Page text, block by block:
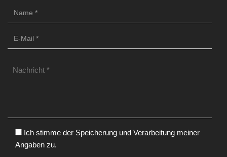
Ich stimme der Speicherung und Verarbeitung meiner
Angaben zu.